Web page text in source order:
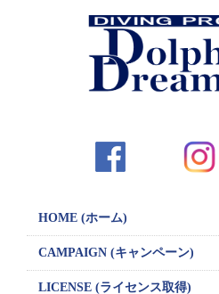
HOME (ホーム)
CAMPAIGN (キャンペーン)
LICENSE (ライセンス取得)